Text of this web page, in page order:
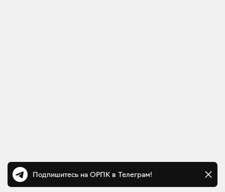
Подпишитесь на ОРПК в Телеграм!